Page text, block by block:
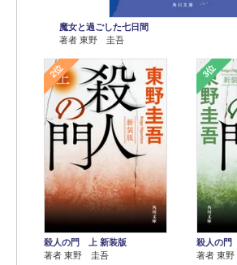
魔女と過ごした七日間
著者 東野 圭吾
2位
殺人の門 上 新装版
著者 東野 圭吾
3位
殺人の
著者 東